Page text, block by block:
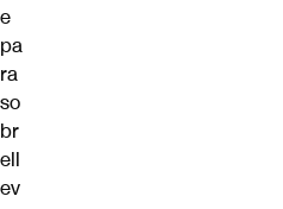
e
pa
ra
so
br
ell
ev